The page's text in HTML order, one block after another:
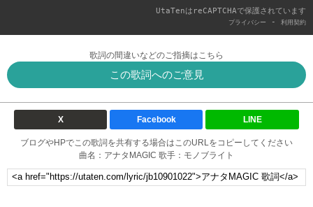
UtaTenはreCAPTCHAで保護されています
プライバシー - 利用契約
歌詞の間違いなどのご指摘はこちら
この歌詞へのご意見
X Facebook LINE
ブログやHPでこの歌詞を共有する場合はこのURLをコピーしてください
曲名：アナタMAGIC 歌手：モノブライト